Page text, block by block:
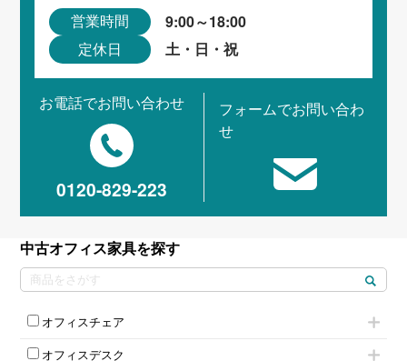
営業時間 9:00～18:00
定休日 土・日・祝
お電話でお問い合わせ
0120-829-223
フォームでお問い合わ
せ
中古オフィス家具を探す
オフィスチェア
オフィスデスク